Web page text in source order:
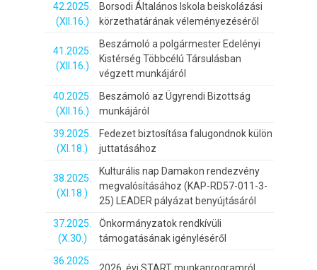
42.2025.
(XII.16.)
Borsodi Általános Iskola beiskolázási
körzethatárának véleményezéséről
41.2025.
(XII.16.)
Beszámoló a polgármester Edelényi
Kistérség Többcélú Társulásban
végzett munkájáról
40.2025.
(XII.16.)
Beszámoló az Ügyrendi Bizottság
munkájáról
39.2025.
(XI.18.)
Fedezet biztosítása falugondnok külön
juttatásához
38.2025.
(XI.18.)
Kulturális nap Damakon rendezvény
megvalósításához (KAP-RD57-011-3-
25) LEADER pályázat benyújtásáról
37.2025.
(X.30.)
Önkormányzatok rendkívüli
támogatásának igényléséről
36.2025.